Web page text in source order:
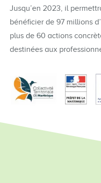
Jusqu’en 2023, il
bénéficier de 97 millions
plus de 60 actions
destinées aux